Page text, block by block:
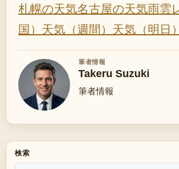
札幌の天気名古屋の天気雨雲
国） 天気（週間） 天気（明日）
筆者情報
Takeru Suzuki
筆者情報
検索